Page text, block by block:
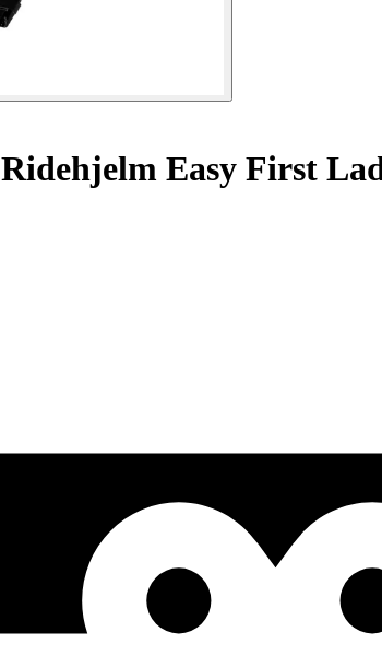
Ridehjelm Easy First